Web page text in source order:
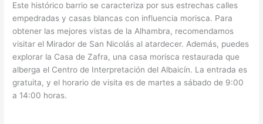
Este histórico barrio se caracteriza por sus estrechas calles
empedradas y casas blancas con influencia morisca. Para
obtener las mejores vistas de la Alhambra, recomendamos
visitar el Mirador de San Nicolás al atardecer. Además, puedes
explorar la Casa de Zafra, una casa morisca restaurada que
alberga el Centro de Interpretación del Albaicín. La entrada es
gratuita, y el horario de visita es de martes a sábado de 9:00
a 14:00 horas.